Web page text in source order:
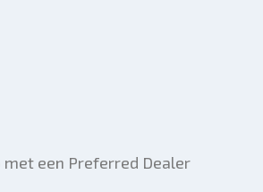
met een Preferred Dealer